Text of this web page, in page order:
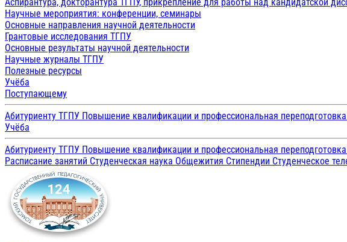
Научные мероприятия: конференции, семинары
Основные направления научной деятельности
Грантовые исследования ТГПУ
Основные результаты научной деятельности
Научные журналы ТГПУ
Полезные ресурсы
Учёба
Поступающему
Абитуриенту ТГПУ Повышение квалификации и профессиональная переподготовка
Учёба
Абитуриенту ТГПУ Повышение квалификации и профессиональная переподготовка
Расписание занятий Студенческая наука Общежития Стипендии Студенческое